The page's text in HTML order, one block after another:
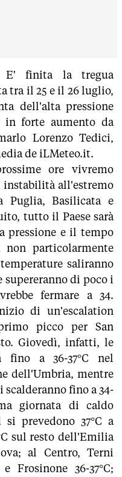
E' finita la tregua
tra il 25 e il 26 luglio,
dell'alta pressione
in forte aumento da
Lorenzo Tedici,
de iLMeteo.it.
ore vivremo
instabilità all'estremo
Puglia, Basilicata e
tutto il Paese sarà
pressione e il tempo
non particolarmente
saliranno
supereranno di poco i
fermare a 34.
di un'escalation
picco per San
Giovedì, infatti, le
fino a 36-37°C nel
dell'Umbria, mentre
scalderanno fino a 34-
giornata di caldo
prevedono 37°C a
sul resto dell'Emilia
al Centro, Terni
Frosinone 36-37°C;